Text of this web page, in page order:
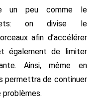
un peu comme le
on divise le
afin d’accélérer
également de limiter
Ainsi, même en
permettra de continuer